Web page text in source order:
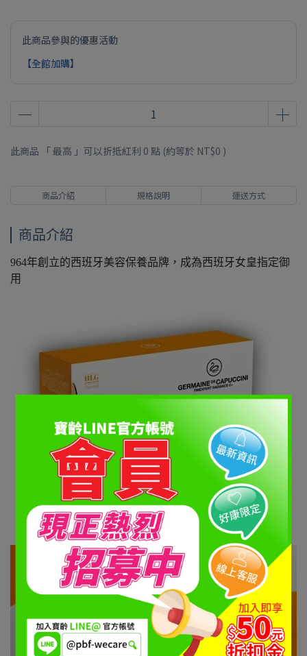
此商品參與的優惠活動
【全館加購】
此商品 「 最高 」可以折抵紅利 0 點 (約等於 NT$0 )
商品介紹 規格說明 運送方式
商品介紹
964年創立的西班牙美容保養品牌，成為西班牙女皇指定御
用